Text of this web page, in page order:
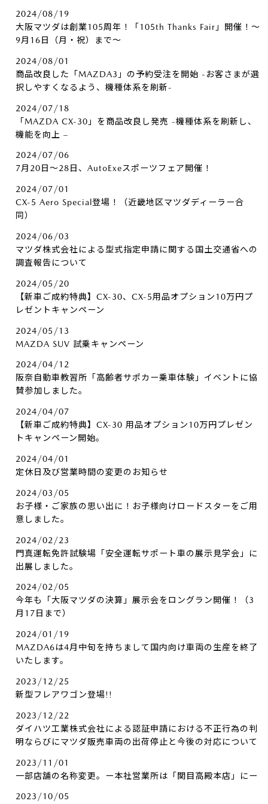
2024/08/19
大阪マツダは創業105周年！「105th Thanks Fair」開催！～
9月16日（月・祝）まで～
2024/08/01
商品改良した「MAZDA3」の予約受注を開始 -お客さまが選
択しやすくなるよう、機種体系を刷新-
2024/07/18
「MAZDA CX-30」を商品改良し発売 -機種体系を刷新し、
機能を向上 –
2024/07/06
7月20日～28日、AutoExeスポーツフェア開催！
2024/07/01
CX-5 Aero Special登場！（近畿地区マツダディーラー合
同）
2024/06/03
マツダ株式会社による型式指定申請に関する国土交通省への
調査報告について
2024/05/20
【新車ご成約特典】CX-30、CX-5用品オプション10万円プ
レゼントキャンペーン
2024/05/13
MAZDA SUV 試乗キャンペーン
2024/04/12
阪奈自動車教習所「高齢者サポカー乗車体験」イベントに協
賛参加しました。
2024/04/07
【新車ご成約特典】CX-30 用品オプション10万円プレゼン
トキャンペーン開始。
2024/04/01
定休日及び営業時間の変更のお知らせ
2024/03/05
お子様・ご家族の思い出に！お子様向けロードスターをご用
意しました。
2024/02/23
門真運転免許試験場「安全運転サポート車の展示見学会」に
出展しました。
2024/02/05
今年も「大阪マツダの決算」展示会をロングラン開催！（3
月17日まで）
2024/01/19
MAZDA6は4月中旬を持ちまして国内向け車両の生産を終了
いたします。
2023/12/25
新型フレアワゴン登場!!
2023/12/22
ダイハツ工業株式会社による認証申請における不正行為の判
明ならびにマツダ販売車両の出荷停止と今後の対応について
2023/11/01
一部店舗の名称変更。ー本社営業所は「関目高殿本店」にー
2023/10/05